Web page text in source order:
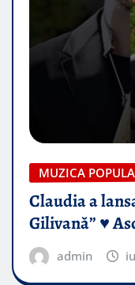
MUZICA
Claudia a
Gilivană” ♥️
admin